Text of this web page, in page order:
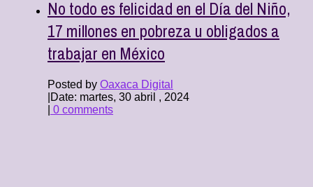
No todo es felicidad en el Día del Niño,
17 millones en pobreza u obligados a
trabajar en México
Posted by Oaxaca Digital
Date: martes, 30 abril , 2024
0 comments